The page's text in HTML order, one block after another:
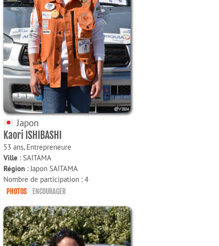
Japon
Kaori ISHIBASHI
53 ans, Entrepreneure
Ville : SAITAMA
Région : Japon SAITAMA
Nombre de participation : 4
PHOTOS ENCOURAGER